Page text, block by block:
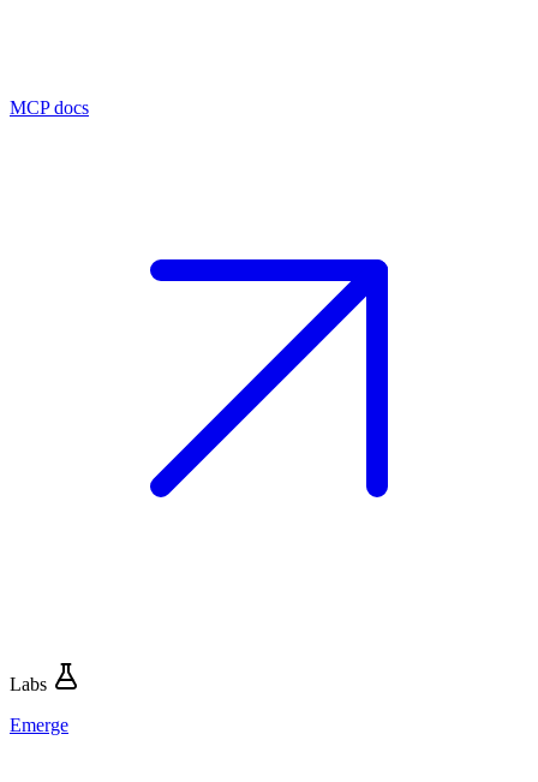
MCP docs
Labs
Emerge